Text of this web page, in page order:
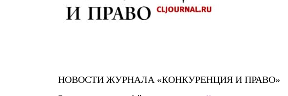
Почему «Пепеляев Групп»?
ответственность
НОВОСТИ ЖУРНАЛА «КОНКУРЕНЦИЯ И ПРАВО»